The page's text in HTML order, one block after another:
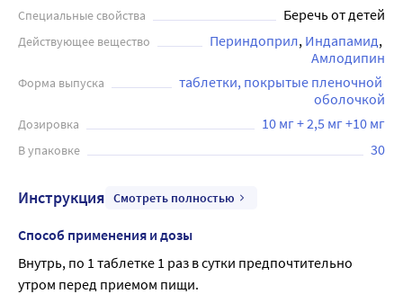
Специальные свойства Беречь от детей
Действующее вещество Периндоприл Индапамид
Амлодипин
Форма выпуска
таблетки, покрытые пленочной
оболочкой
Дозировка 10 мг + 2,5 мг +10 мг
В упаковке 30
Инструкция Смотреть полностью
Способ применения и дозы
Внутрь, по 1 таблетке 1 раз в сутки предпочтительно
утром перед приемом пищи.